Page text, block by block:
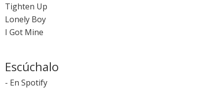
Tighten Up
Lonely Boy
I Got Mine
Escúchalo
- En Spotify